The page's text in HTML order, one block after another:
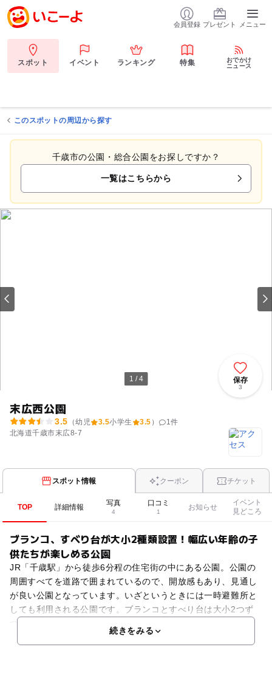
会員登録 プレゼント メニュー
スポット イベント ランキング 特集
おでかけ
ニュース
このスポットの周辺から探す
千歳市の公園・総合公園をお探しですか？
一覧はこちらから
1 / 4
末広西公園
3.5 （幼児 3.5小学生 3.5 ） 1件
北海道千歳市末広8-7
保存
3
スポット情報 クーポン チケット
TOP 詳細情報 写真
4
口コミ
1
お知らせ
イベント
見どころ
ブランコ、すべり台が大小2種類設置！幅広い年齢の子
供たちが楽しめる公園
JR「千歳駅」から徒歩6分程の住宅街の中にある公園。公園の
周囲すべてを道路で囲まれているので、開放感もあり、見通し
が良い公園となっています。いざというときには一時避難所と
しても利用される公園です。ブランコとすべり台は大小2つず
続きをみる